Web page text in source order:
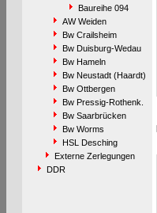
Baureihe 094
AW Weiden
Bw Crailsheim
Bw Duisburg-Wedau
Bw Hameln
Bw Neustadt (Haardt)
Bw Ottbergen
Bw Pressig-Rothenk.
Bw Saarbrücken
Bw Worms
HSL Desching
Externe Zerlegungen
DDR